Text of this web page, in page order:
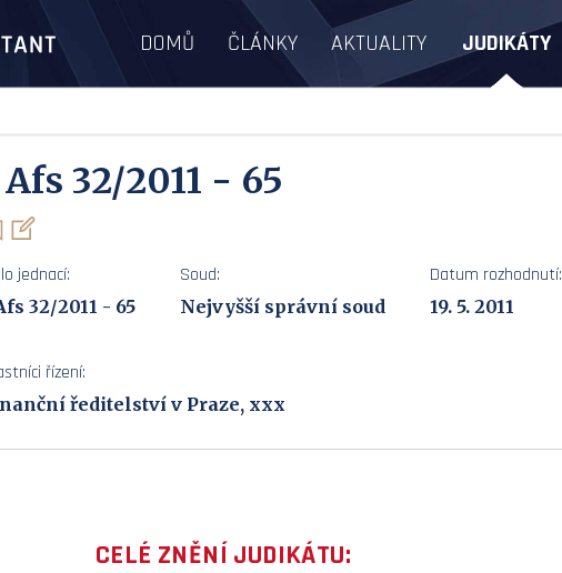
DOMŮ ČLÁNKY AKTUALITY JUDIKÁTY
Afs 32/2011 - 65
jednací:
32/2011 - 65
Soud:
Nejvyšší správní soud
Datum rozhodnutí:
19. 5. 2011
řízení:
ředitelství v Praze, xxx
CELÉ ZNĚNÍ JUDIKÁTU: